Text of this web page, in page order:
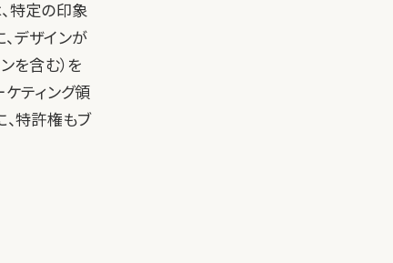
特定の印象
デザインが
を含む）を
ケティング領
特許権もブ